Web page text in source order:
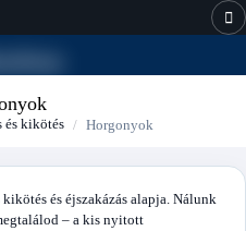
és kikötés Horgonyok
és éjszakázás alapja. Nálunk
– a kis nyitott